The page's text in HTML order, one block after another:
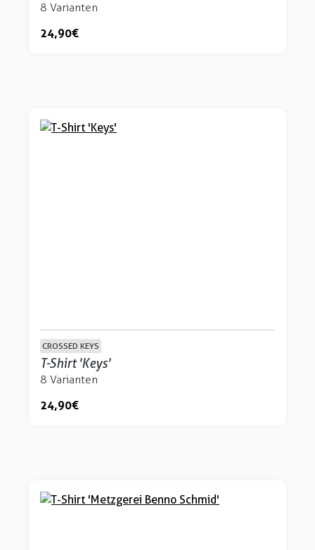
8 Varianten
24,90 €
CROSSED KEYS
T-Shirt 'Keys'
8 Varianten
24,90 €